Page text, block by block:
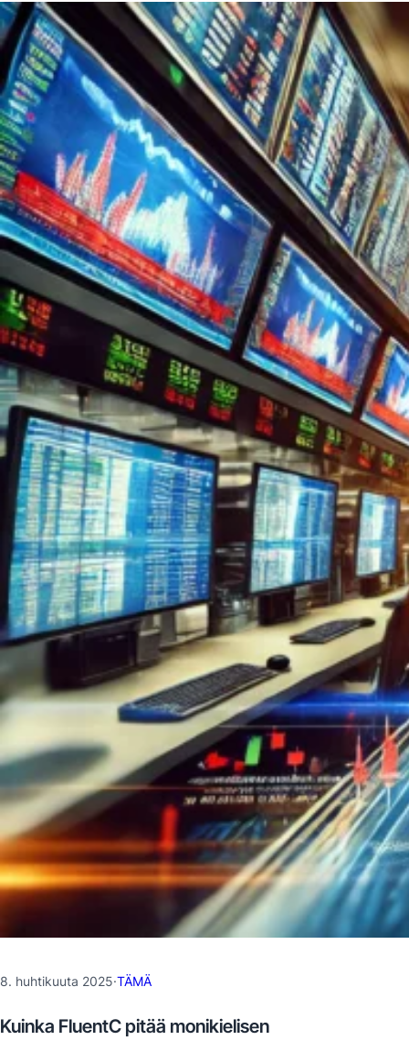
8. huhtikuuta 2025·TÄMÄ
Kuinka FluentC pitää monikielisen